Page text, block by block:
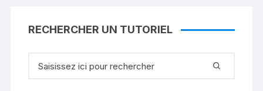
RECHERCHER UN TUTORIEL
pour